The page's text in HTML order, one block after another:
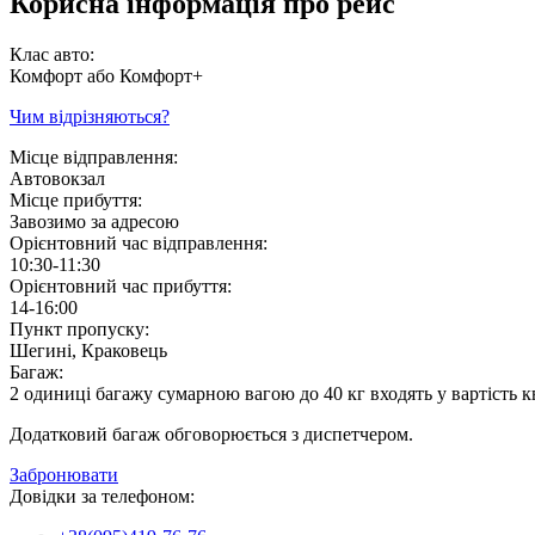
Клас авто:
Комфорт або Комфорт+
Чим відрізняються?
Місце відправлення:
Автовокзал
Місце прибуття:
Завозимо за адресою
Орієнтовний час відправлення:
10:30-11:30
Орієнтовний час прибуття:
14-16:00
Пункт пропуску:
Шегині, Краковець
Багаж:
2 одиниці багажу сумарною вагою до 40 кг входять у вартість
Додатковий багаж обговорюється з диспетчером.
Забронювати
Довідки за телефоном: